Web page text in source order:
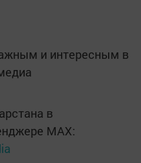
и интересным в
в
MАХ: